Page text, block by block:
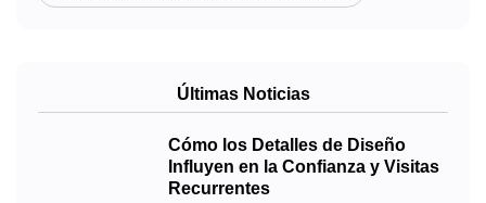
Últimas Noticias
Cómo los Detalles de Diseño
Influyen en la Confianza y Visitas
Recurrentes